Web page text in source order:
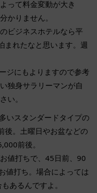
って料金変動が大き
かりません。
ビジネスホテルなら平
まれたなと思います。週
ジにもよりますので参考
独身サラリーマンが自
い。
いスタンダードタイプの
後。土曜日やお盆などの
前後。
値打ちで、45日前、90
値打ち。場合によっては
あるんですよ。